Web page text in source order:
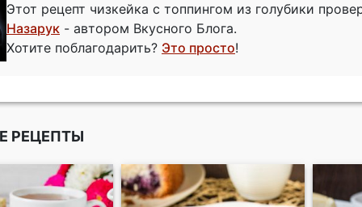
Этот рецепт чизкейка с топпингом из голубики
Назарук - автором Вкусного Блога.
Хотите поблагодарить? Это просто!
РЕЦЕПТЫ